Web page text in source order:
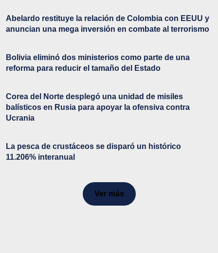
Abelardo restituye la relación de Colombia con EEUU y
anuncian una mega inversión en combate al terrorismo
Bolivia eliminó dos ministerios como parte de una
reforma para reducir el tamaño del Estado
Corea del Norte desplegó una unidad de misiles
balísticos en Rusia para apoyar la ofensiva contra
Ucrania
La pesca de crustáceos se disparó un histórico
11.206% interanual
Ver más